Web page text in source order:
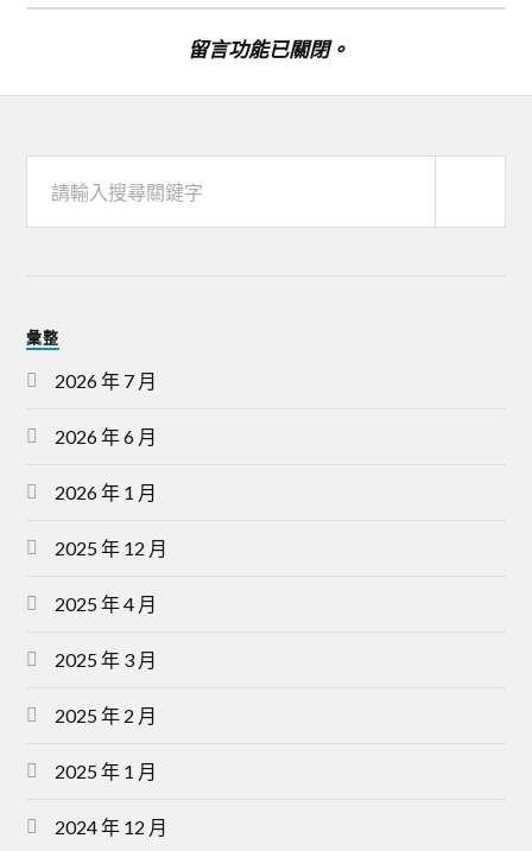
留言功能已關閉。
彙整
2026 年 7 月
2026 年 6 月
2026 年 1 月
2025 年 12 月
2025 年 4 月
2025 年 3 月
2025 年 2 月
2025 年 1 月
2024 年 12 月